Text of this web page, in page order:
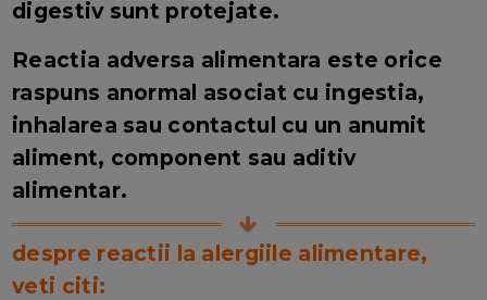
digestiv sunt protejate.
Reactia adversa alimentara este orice
raspuns anormal asociat cu ingestia,
inhalarea sau contactul cu un anumit
aliment, component sau aditiv
alimentar.
despre reactii la alergiile alimentare,
veti citi: